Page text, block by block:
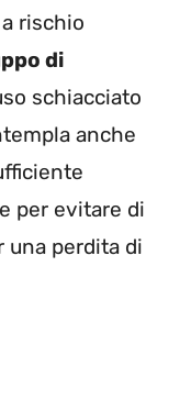
rischio
di
schiacciato
anche
per evitare di
una perdita di